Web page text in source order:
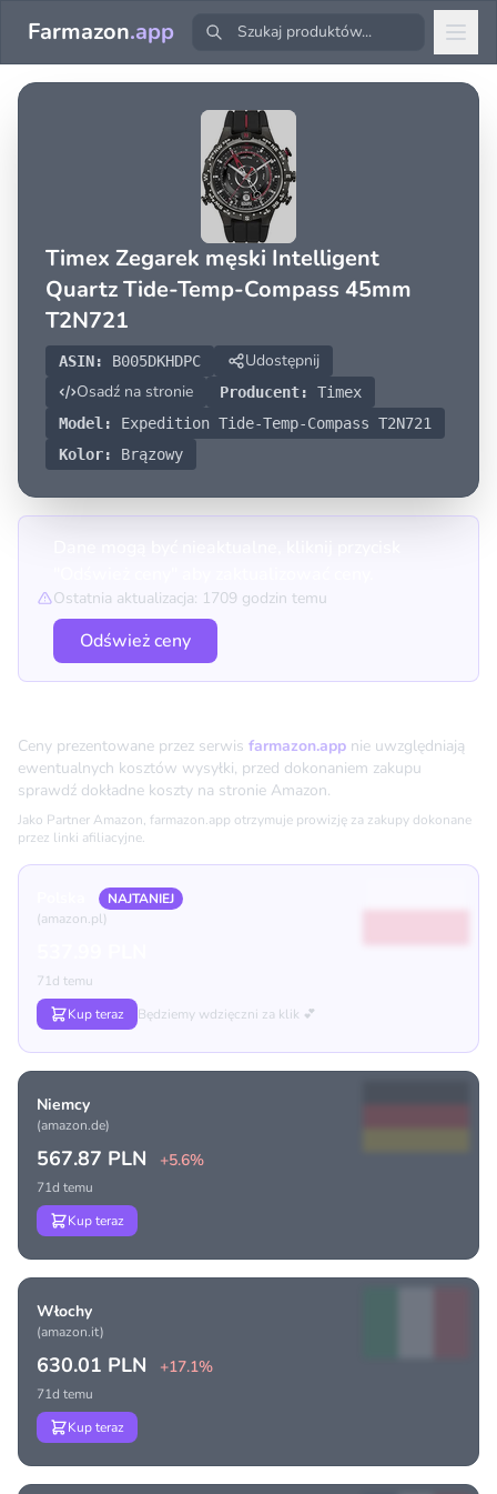
Farmazon.app
Timex Zegarek męski Intelligent
Quartz Tide-Temp-Compass 45mm
T2N721
ASIN: B005DKHDPC
Udostępnij
Osadź na stronie
Producent:
Timex
Model:
Expedition Tide-Temp-Compass T2N721
Kolor:
Brązowy
Ostatnia aktualizacja: 1709 godzin temu
Odśwież ceny
Ceny prezentowane przez serwis farmazon.app nie uwzględniają
ewentualnych kosztów wysyłki, przed dokonaniem zakupu
sprawdź dokładne koszty na stronie Amazon.
Jako Partner Amazon, farmazon.app otrzymuje prowizję za zakupy dokonane
przez linki afiliacyjne.
NAJTANIEJ
(amazon.pl)
71d temu
Kup teraz
Będziemy wdzięczni za klik 💕
Niemcy
(amazon.de)
567.87 PLN +5.6%
71d temu
Kup teraz
Włochy
(amazon.it)
630.01 PLN +17.1%
71d temu
Kup teraz